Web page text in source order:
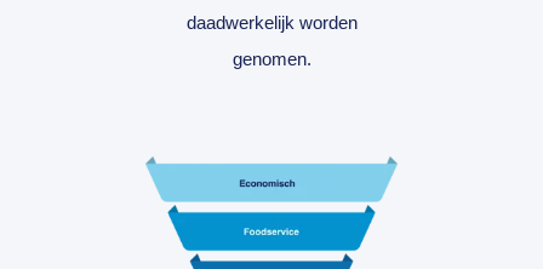
daadwerkelijk worden
genomen.